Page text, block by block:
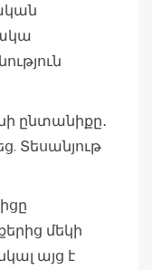
ընտանիքը․
Տեսանյութ
մեկի
այց է